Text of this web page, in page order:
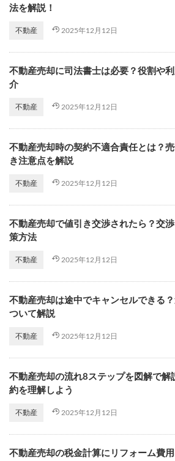
法を解説！
不動産 2025年12月12日
不動産売却に司法書士は必要？役割や
介
不動産 2025年12月12日
不動産売却時の契約不適合責任とは？
き注意点を解説
不動産 2025年12月12日
不動産売却で値引き交渉されたら？交
策方法
不動産 2025年12月12日
不動産売却は途中でキャンセルできる
ついて解説
不動産 2025年12月12日
不動産売却の流れ8ステップを図解で解
約を理解しよう
不動産 2025年12月12日
不動産売却の税金計算にリフォーム費